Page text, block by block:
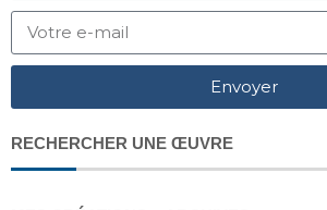
Envoyer
RECHERCHER UNE ŒUVRE